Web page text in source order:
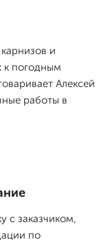
и
к погодным
Алексей
работы в
с заказчиком,
по